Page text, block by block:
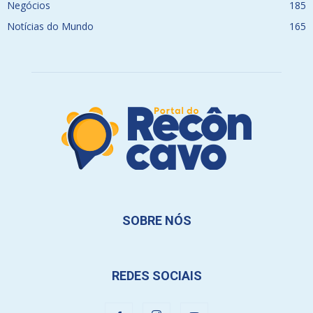
Negócios
185
Notícias do Mundo
165
SOBRE NÓS
REDES SOCIAIS